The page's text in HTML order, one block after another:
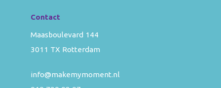
Contact
Maasboulevard 144
3011 TX Rotterdam
info@makemymoment.nl